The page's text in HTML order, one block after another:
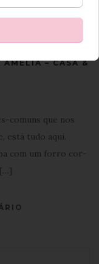
AMÉLIA – CASA &
comuns que nos
está tudo aqui.
com um forro cor-